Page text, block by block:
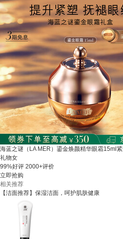
海蓝之谜（LA MER）鎏金焕颜精华眼霜15ml
礼物女
99%好评 2000+评价
立即抢购
相关推荐
【洁面推荐】保湿洁面，呵护肌肤健康